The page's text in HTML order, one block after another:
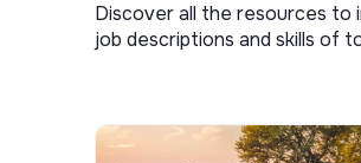
Discover all the resources to
job descriptions and skills of